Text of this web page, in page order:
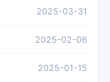
2025-03-31
2025-02-06
2025-01-15